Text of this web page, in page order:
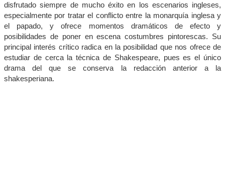
disfrutado siempre de mucho éxito en los escenarios ingleses,
especialmente por tratar el conflicto entre la monarquía inglesa y
el papado, y ofrece momentos dramáticos de efecto y
posibilidades de poner en escena costumbres pintorescas. Su
principal interés crítico radica en la posibilidad que nos ofrece de
estudiar de cerca la técnica de Shakespeare, pues es el único
drama del que se conserva la redacción anterior a la
shakesperiana.